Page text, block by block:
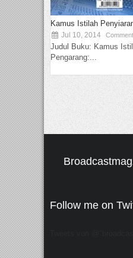
Kamus Istilah
Jul 10, 2014
Judul Buku: Kamus
Pengarang:...
Follow me on